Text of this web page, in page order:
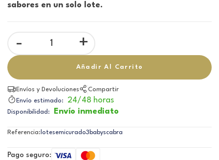
sabores en un solo lote.
- +
Añadir Al Carrito
Envíos y Devoluciones
Compartir
Envío estimado: 24/48 horas
Disponibilidad: Envío inmediato
Referencia: lotesemicurado3babyscabra
Pago seguro: